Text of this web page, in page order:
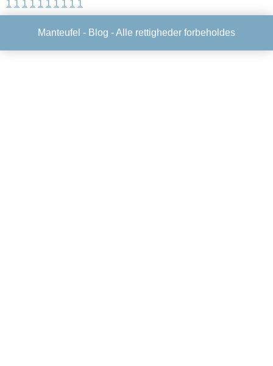
1 1 1 1 1 1 1 1 1 1
Manteufel - Blog - Alle rettigheder forbeholdes